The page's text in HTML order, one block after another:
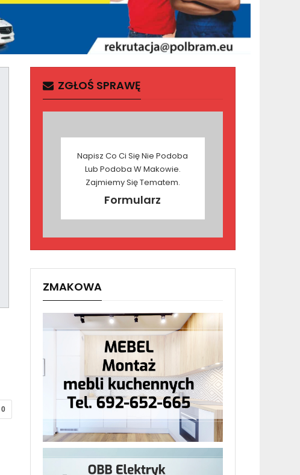
0
ZGŁOŚ SPRAWĘ
Napisz Co Ci Się Nie Podoba
Lub Podoba W Makowie.
Zajmiemy Się Tematem.
Formularz
ZMAKOWA